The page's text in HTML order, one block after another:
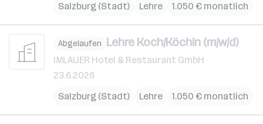
Salzburg (Stadt)
Lehre 1.050 € monatlich
Abgelaufen Lehre Koch/Köchin (m/w/d)
IMLAUER Hotel & Restaurant GmbH
23.6.2026
Salzburg (Stadt)
Lehre 1.050 € monatlich